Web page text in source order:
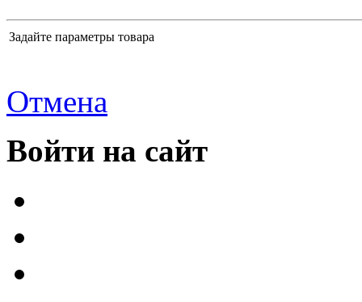
Задайте параметры товара
Отмена
Войти на сайт